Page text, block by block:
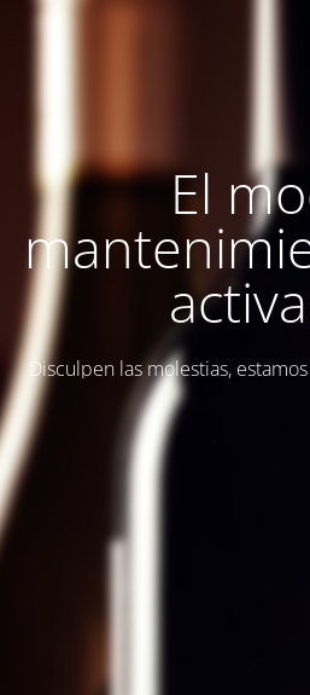
El
Disculpen las molestias,